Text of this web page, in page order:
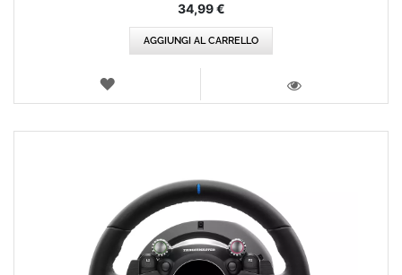
34,99 €
AGGIUNGI AL CARRELLO
LISTA